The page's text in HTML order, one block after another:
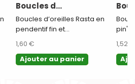
Boucles d...
Boucles d’oreilles Rasta en
pendentif fin et...
1,60 €
Ajouter au panier
pin's
1,52 €